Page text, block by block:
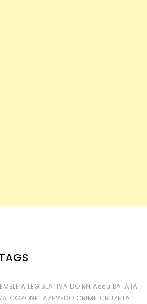
TAGS
LEGISLATIVA DO RN Assu BATATA
CORONEL AZEVEDO CRIME CRUZETA